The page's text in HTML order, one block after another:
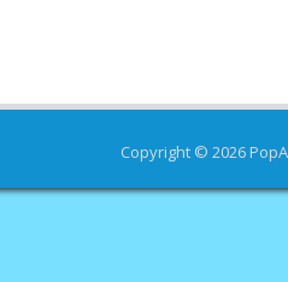
Copyright © 2026